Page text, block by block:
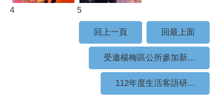
4 5
回上一頁 回最上面
受邀楊梅區公所參加新...
112年度生活客語研...